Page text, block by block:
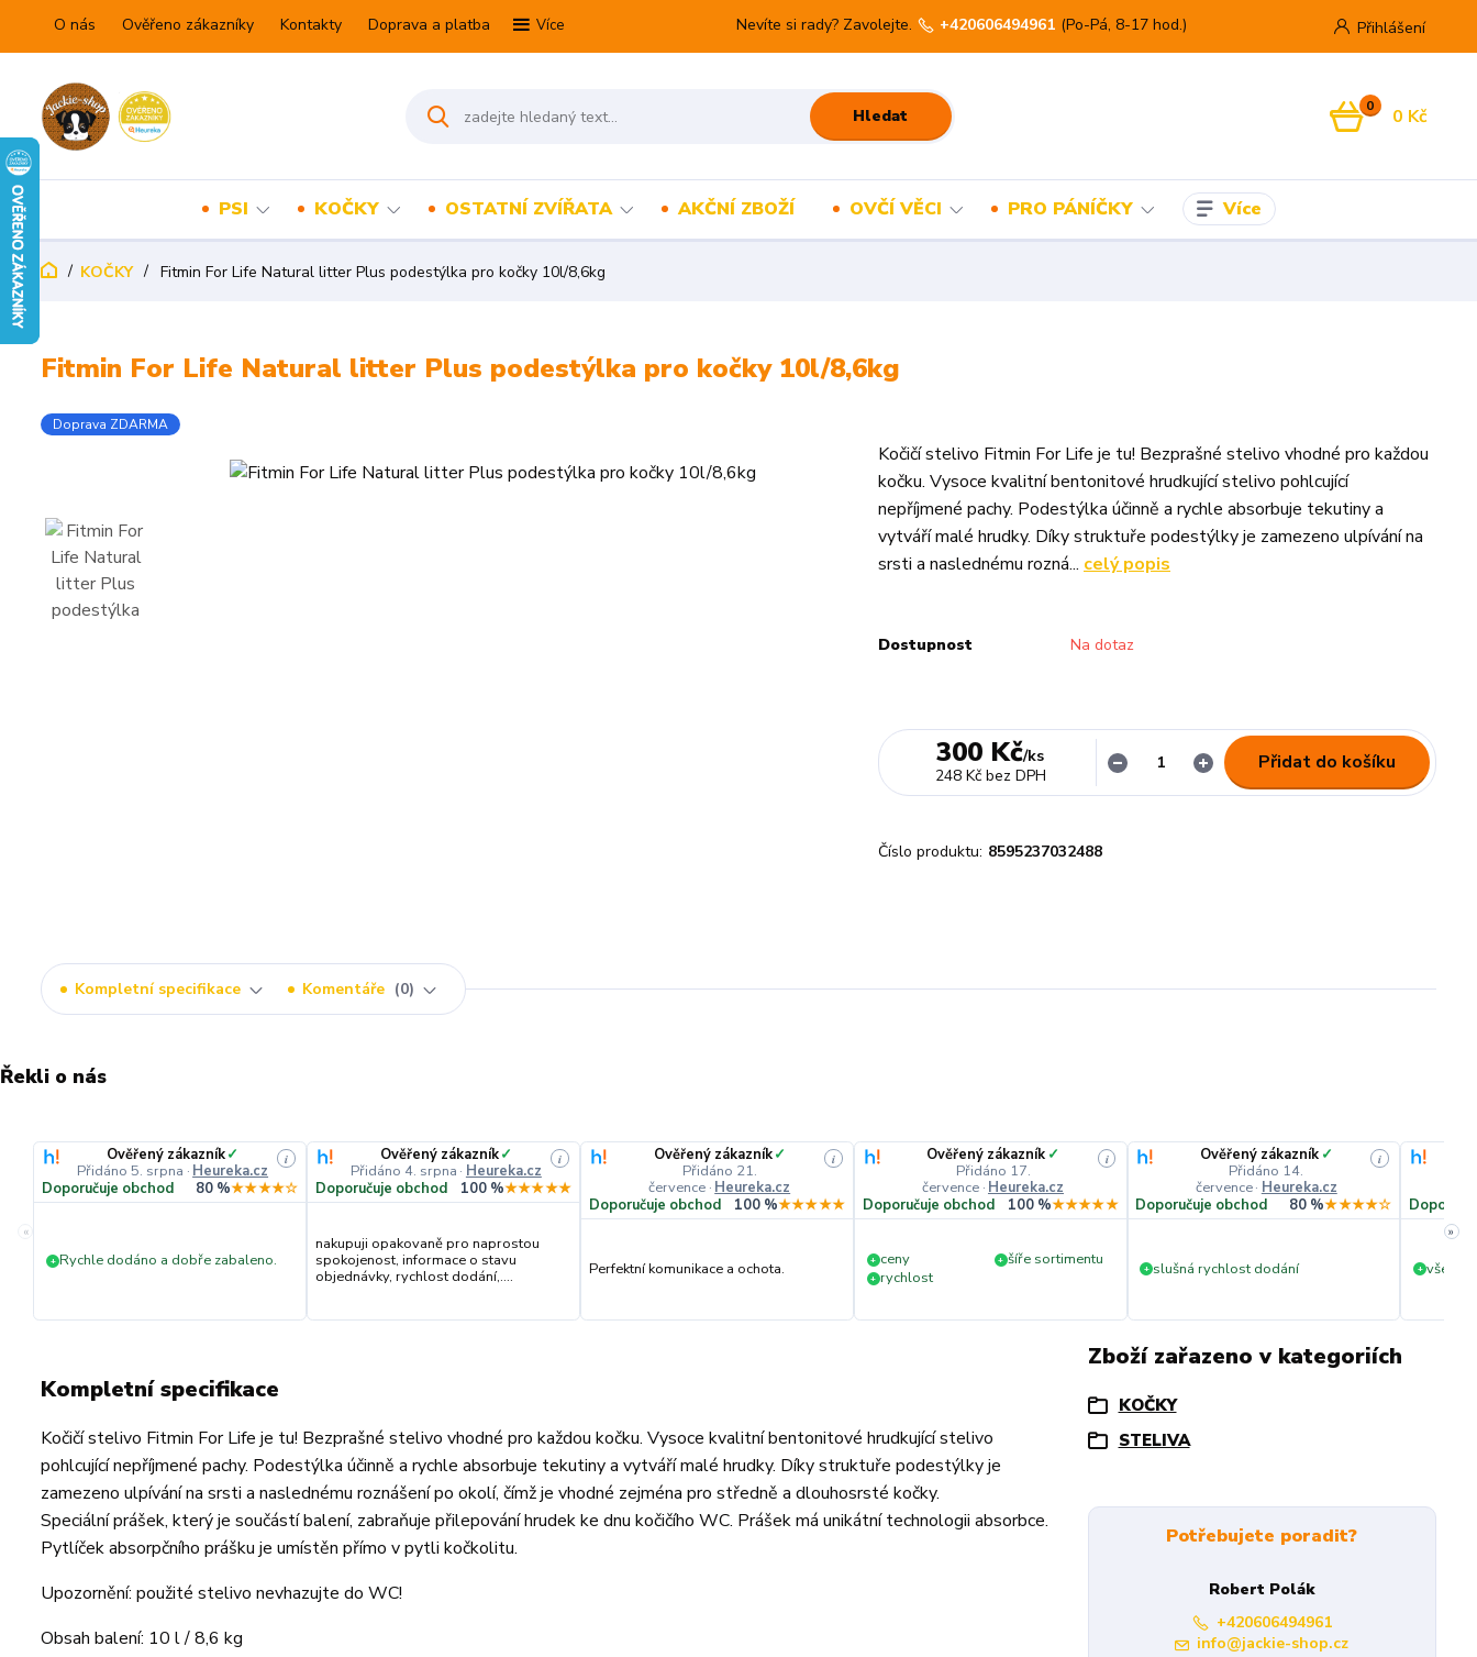
O nás Ověřeno zákazníky Kontakty Doprava a platba Více Přihlášení
Hledat
Nevíte si rady? Zavolejte. +420606494961 (Po-Pá, 8-17 hod.)
0 0 Kč
PSI KOČKY OSTATNÍ ZVÍŘATA AKČNÍ ZBOŽÍ OVČÍ VĚCI PRO PÁNÍČKY Více
KOČKY Fitmin For Life Natural litter Plus podestýlka pro kočky 10l/8,6kg
Fitmin For Life Natural litter Plus podestýlka pro kočky 10l/8,6kg
Doprava ZDARMA
Kočičí stelivo Fitmin For Life je tu! Bezprašné stelivo vhodné pro každou
kočku. Vysoce kvalitní bentonitové hrudkující stelivo pohlcující
nepříjmené pachy. Podestýlka účinně a rychle absorbuje tekutiny a
vytváří malé hrudky. Díky struktuře podestýlky je zamezeno ulpívání na
srsti a naslednému rozná... celý popis
Dostupnost Na dotaz
300 Kč/ks
248 Kč bez DPH
Přidat do košíku
Číslo produktu: 8595237032488
Kompletní specifikace Komentáře 0
Řekli o nás
«
Ověřený zákazník✓
Přidáno 5. srpna · Heureka.cz
i
Doporučuje obchod 80 %★★★★☆
+ Rychle dodáno a dobře zabaleno.
Ověřený zákazník✓
Přidáno 4. srpna · Heureka.cz
i
Doporučuje obchod 100 %★★★★★
nakupuji opakovaně pro naprostou
spokojenost, informace o stavu
objednávky, rychlost dodání,....
Ověřený zákazník✓
Přidáno 21.
července · Heureka.cz
i
Doporučuje obchod 100 %★★★★★
Perfektní komunikace a ochota.
Ověřený zákazník ✓
Přidáno 17.
července · Heureka.cz
i
Doporučuje obchod 100 %★★★★★
+ ceny + šíře sortimentu
+ rychlost
Ověřený zákazník ✓
Přidáno 14.
července· Heureka.cz
i
Doporučuje obchod 80 %★★★★☆
+ slušná rychlost dodání + vše v
»
Kompletní specifikace
Kočičí stelivo Fitmin For Life je tu! Bezprašné stelivo vhodné pro každou kočku. Vysoce kvalitní bentonitové hrudkující stelivo
pohlcující nepříjmené pachy. Podestýlka účinně a rychle absorbuje tekutiny a vytváří malé hrudky. Díky struktuře podestýlky je
zamezeno ulpívání na srsti a naslednému roznášení po okolí, čímž je vhodné zejména pro středně a dlouhosrsté kočky.
Speciální prášek, který je součástí balení, zabraňuje přilepování hrudek ke dnu kočičího WC. Prášek má unikátní technologii absorbce.
Pytlíček absorpčního prášku je umístěn přímo v pytli kočkolitu.
Upozornění: použité stelivo nevhazujte do WC!
Obsah balení: 10 l / 8,6 kg
Zboží zařazeno v kategoriích
KOČKY
STELIVA
Potřebujete poradit?
Robert Polák
+420606494961
info@jackie-shop.cz